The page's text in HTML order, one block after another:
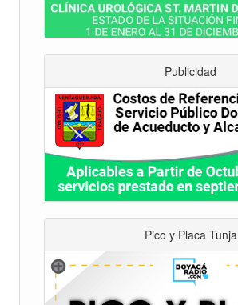
Publicidad
Pico y Placa Tunja